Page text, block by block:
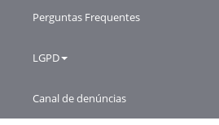
Perguntas Frequentes
LGPD
Canal de denúncias